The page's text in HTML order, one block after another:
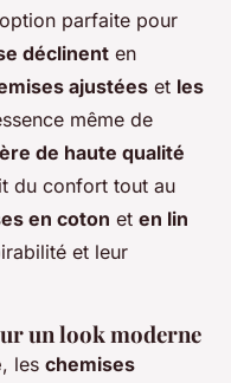
parfaite pour
déclinent en
ajustées et les
même de
de haute qualité
du confort tout au
en coton et en lin
et leur
un look moderne
, les chemises